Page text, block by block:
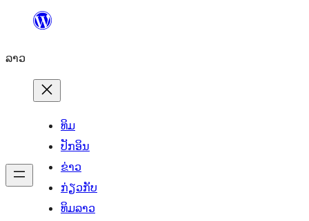
ທີ່
ເນື້ອຫາ
ລາວ
ທິມ
ປັກອິນ
ຂ່າວ
ກ່ຽວກັບ
ທິມລາວ